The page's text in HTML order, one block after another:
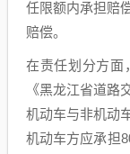
任限额内承担赔
赔偿。
在责任划分方面
《黑龙江省道路
机动车与非机动
机动车方应承担